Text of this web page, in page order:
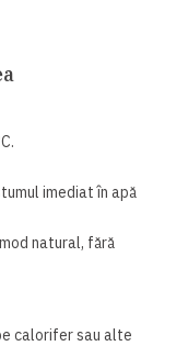
imediat în apă
natural, fără
calorifer sau alte